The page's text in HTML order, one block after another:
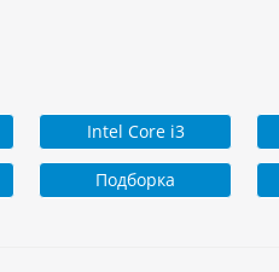
Intel Core i3
Подборка